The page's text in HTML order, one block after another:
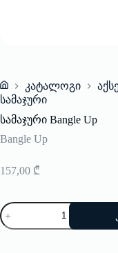
Home
კატალოგი
სამაჯური
სამაჯური Bangle Up
Bangle Up
157,00 ₾
რაოდენობა:
სამაჯური
Bangle